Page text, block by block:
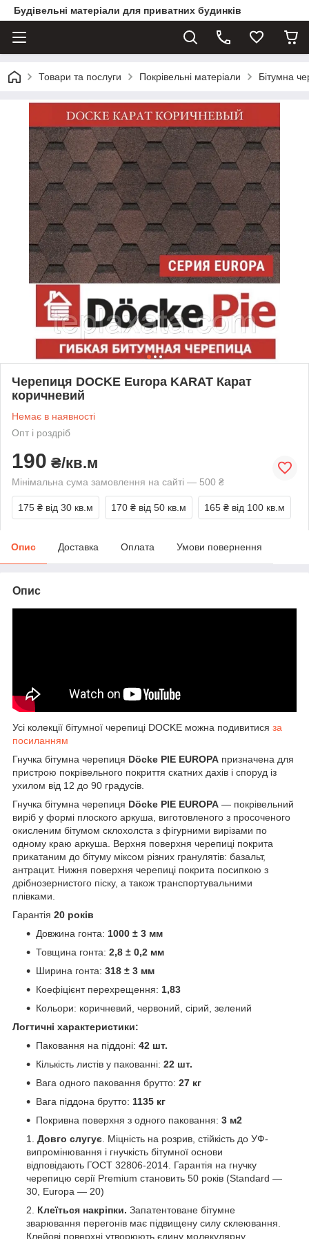
Будівельні матеріали для приватних будинків
Товари та послуги Покрівельні матеріали Бітумна
Черепиця DOCKE Europa KARAT Карат
коричневий
Немає в наявності
Опт і роздріб
190 ₴/кв.м
Мінімальна сума замовлення на сайті — 500 ₴
175 ₴ від 30 кв.м 170 ₴ від 50 кв.м 165 ₴ від 100 кв.м
Опис Доставка Оплата Умови повернення
Опис
Усі колекції бітумної черепиці DOCKE можна подивитися за
посиланням
Гнучка бітумна черепиця Döcke PIE EUROPA призначена для
пристрою покрівельного покриття скатних дахів і споруд із
ухилом від 12 до 90 градусів.
Гнучка бітумна черепиця Döcke PIE EUROPA — покрівельний
виріб у формі плоского аркуша, виготовленого з просоченого
окисленим бітумом склохолста з фігурними вирізами по
одному краю аркуша. Верхня поверхня черепиці покрита
прикатаним до бітуму міксом різних гранулятів: базальт,
антрацит. Нижня поверхня черепиці покрита посипкою з
дрібнозернистого піску, а також транспортувальними
плівками.
Гарантія 20 років
Довжина гонта: 1000 ± 3 мм
Товщина гонта: 2,8 ± 0,2 мм
Ширина гонта: 318 ± 3 мм
Коефіцієнт перехрещення: 1,83
Кольори: коричневий, червоний, сірий, зелений
Логтичні характеристики:
Паковання на піддоні: 42 шт.
Кількість листів у пакованні: 22 шт.
Вага одного паковання брутто: 27 кг
Вага піддона брутто: 1135 кг
Покривна поверхня з одного паковання: 3 м2
Довго слугує . Міцність на розрив, стійкість до УФ-
випромінювання і гнучкість бітумної основи
відповідають ГОСТ 32806-2014. Гарантія на гнучку
черепицю серії Premium становить 50 років (Standard —
30, Europa — 20)
Клеїться накріпки. Запатентоване бітумне
зварювання перегонів має підвищену силу склеювання.
Клейові поверхні утворюють єдину молекулярну